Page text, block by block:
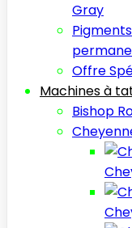
Gray
Offre
Machines à
Bishop